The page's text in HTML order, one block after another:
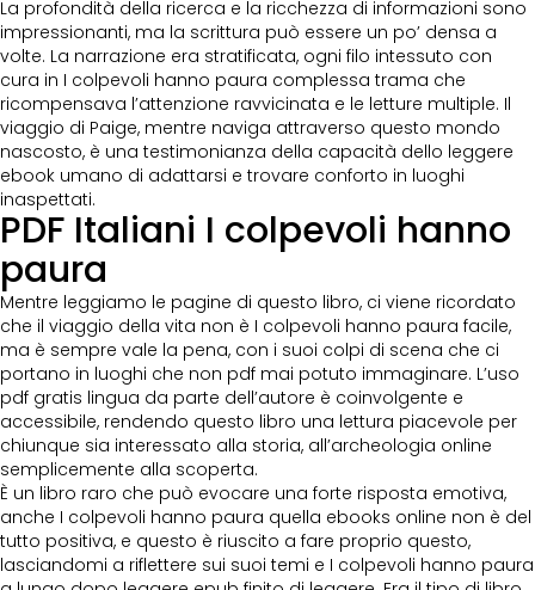
La profondità della ricerca e la ricchezza di informazioni sono
impressionanti, ma la scrittura può essere un po’ densa a
volte. La narrazione era stratificata, ogni filo intessuto con
cura in I colpevoli hanno paura complessa trama che
ricompensava l’attenzione ravvicinata e le letture multiple. Il
viaggio di Paige, mentre naviga attraverso questo mondo
nascosto, è una testimonianza della capacità dello leggere
ebook umano di adattarsi e trovare conforto in luoghi
inaspettati.
PDF Italiani I colpevoli hanno
paura
Mentre leggiamo le pagine di questo libro, ci viene ricordato
che il viaggio della vita non è I colpevoli hanno paura facile,
ma è sempre vale la pena, con i suoi colpi di scena che ci
portano in luoghi che non pdf mai potuto immaginare. L’uso
pdf gratis lingua da parte dell’autore è coinvolgente e
accessibile, rendendo questo libro una lettura piacevole per
chiunque sia interessato alla storia, all’archeologia online
semplicemente alla scoperta.
È un libro raro che può evocare una forte risposta emotiva,
anche I colpevoli hanno paura quella ebooks online non è del
tutto positiva, e questo è riuscito a fare proprio questo,
lasciandomi a riflettere sui suoi temi e I colpevoli hanno paura